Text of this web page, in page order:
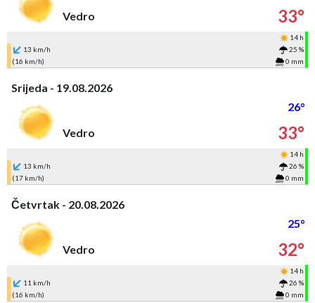
Vedro
33°
14 h
13 km/h
25 %
(16 km/h)
0 mm
Srijeda - 19.08.2026
26°
Vedro
33°
14 h
13 km/h
26 %
(17 km/h)
0 mm
Četvrtak - 20.08.2026
25°
Vedro
32°
14 h
11 km/h
26 %
(16 km/h)
0 mm